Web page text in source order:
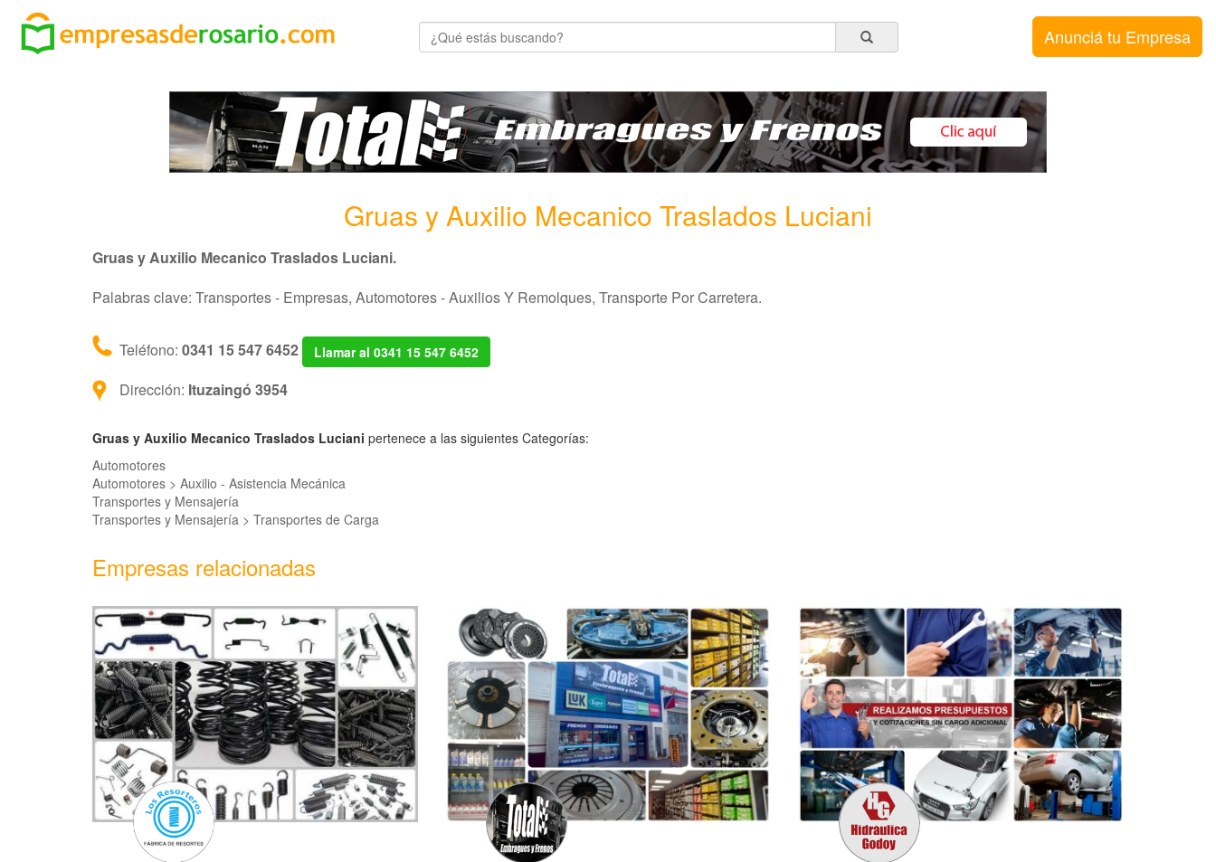
Anunciá tu Empresa
Gruas y Auxilio Mecanico Traslados Luciani
Gruas y Auxilio Mecanico Traslados Luciani.
Palabras clave: Transportes - Empresas, Automotores - Auxilios Y Remolques, Transporte Por Carretera.
Teléfono: 0341 15 547 6452 Llamar al 0341 15 547 6452
Dirección: Ituzaingó 3954
Gruas y Auxilio Mecanico Traslados Luciani pertenece a las siguientes Categorías:
Automotores
Automotores > Auxilio - Asistencia Mecánica
Transportes y Mensajería
Transportes y Mensajería > Transportes de Carga
Empresas relacionadas